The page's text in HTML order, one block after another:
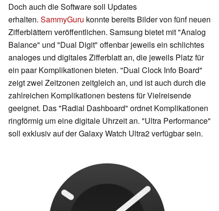
Doch auch die Software soll Updates
erhalten. SammyGuru konnte bereits Bilder von fünf neuen
Zifferblättern veröffentlichen. Samsung bietet mit "Analog
Balance" und "Dual Digit" offenbar jeweils ein schlichtes
analoges und digitales Zifferblatt an, die jeweils Platz für
ein paar Komplikationen bieten. "Dual Clock Info Board"
zeigt zwei Zeitzonen zeitgleich an, und ist auch durch die
zahlreichen Komplikationen bestens für Vielreisende
geeignet. Das "Radial Dashboard" ordnet Komplikationen
ringförmig um eine digitale Uhrzeit an. "Ultra Performance"
soll exklusiv auf der Galaxy Watch Ultra2 verfügbar sein.